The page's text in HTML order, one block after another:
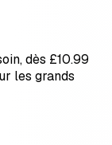
dès £10.99
les grands